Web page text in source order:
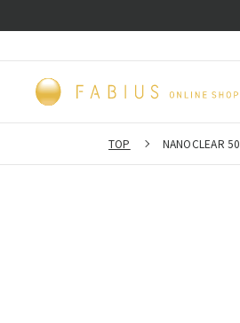
ビ
毛穴
TOP NANOCLEAR